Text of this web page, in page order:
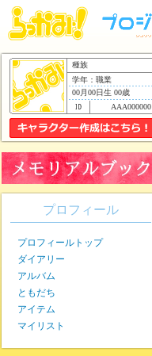
種族
学年：職業
00月00日生 00歳
AAA000000
プロフィール
プロフィールトップ
ダイアリー
アルバム
ともだち
アイテム
マイリスト